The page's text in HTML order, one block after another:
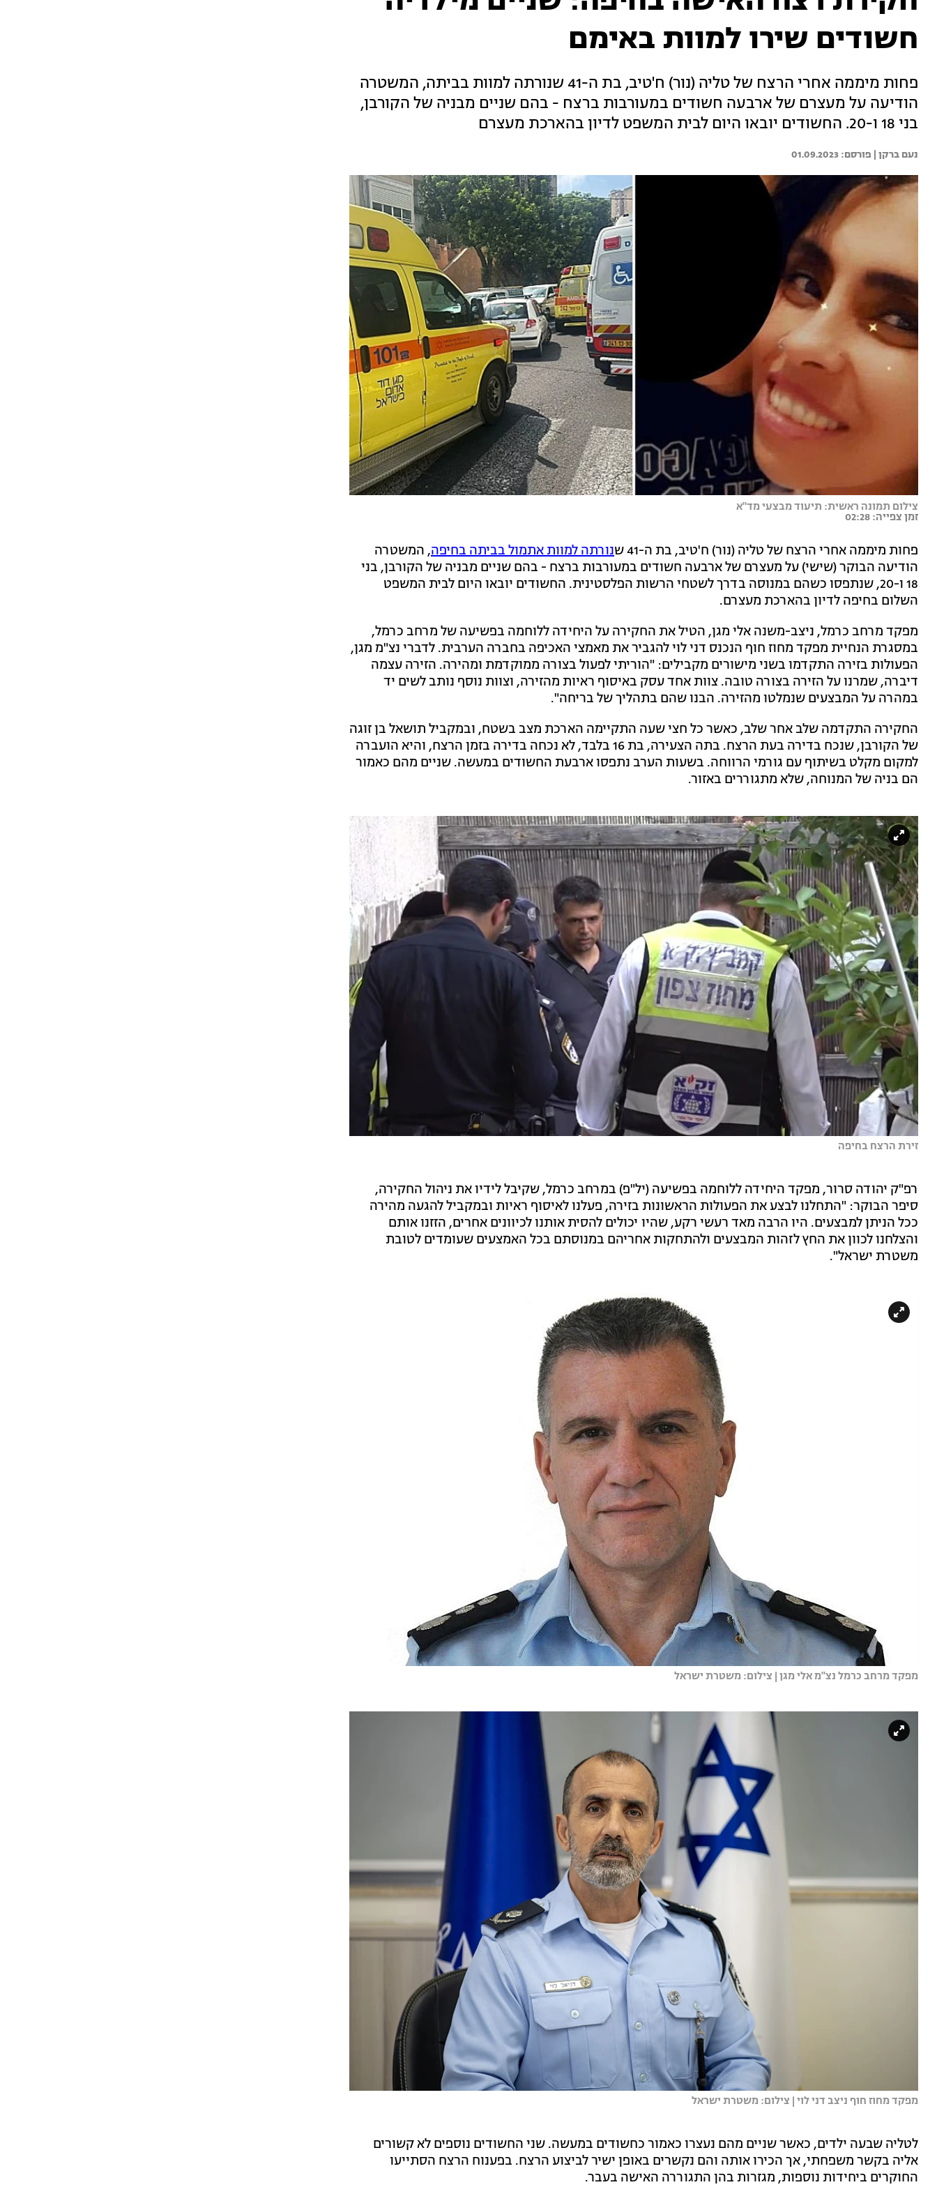
חשודים שירו למוות באימם
פחות מיממה אחרי הרצח של טליה (נור) ח'טיב, בת ה-41 שנורתה למוות בביתה, המשטרה
הודיעה על מעצרם של ארבעה חשודים במעורבות ברצח - בהם שניים מבניה של הקורבן,
בני 18 ו-20. החשודים יובאו היום לבית המשפט לדיון בהארכת מעצרם
נעם ברקן | 01.09.2023
צילום תמונה ראשית: תיעוד מבצעי מד"א
זמן צפייה: 02:28
פחות מיממה אחרי הרצח של טליה (נור) ח'טיב, בת ה-41 ש נורתה למוות אתמול בביתה בחיפה, המשטרה
הודיעה הבוקר (שישי) על מעצרם של ארבעה חשודים במעורבות ברצח - בהם שניים מבניה של הקורבן, בני
18 ו-20, שנתפסו כשהם במנוסה בדרך לשטחי הרשות הפלסטינית. החשודים יובאו היום לבית המשפט
השלום בחיפה לדיון בהארכת מעצרם.
מפקד מרחב כרמל, ניצב-משנה אלי מגן, הטיל את החקירה על היחידה ללוחמה בפשיעה של מרחב כרמל,
במסגרת הנחיית מפקד מחוז חוף הנכנס דני לוי להגביר את מאמצי האכיפה בחברה הערבית. לדברי נצ"מ מגן,
הפעולות בזירה התקדמו בשני מישורים מקבילים: "הוריתי לפעול בצורה ממוקדמת ומהירה. הזירה עצמה
דיברה, שמרנו על הזירה בצורה טובה. צוות אחד עסק באיסוף ראיות מהזירה, וצוות נוסף נותב לשים יד
במהרה על המבצעים שנמלטו מהזירה. הבנו שהם בתהליך של בריחה".
החקירה התקדמה שלב אחר שלב, כאשר כל חצי שעה התקיימה הארכת מצב בשטח, ובמקביל תושאל בן זוגה
של הקורבן, שנכח בדירה בעת הרצח. בתה הצעירה, בת 16 בלבד, לא נכחה בדירה בזמן הרצח, והיא הועברה
למקום מקלט בשיתוף עם גורמי הרווחה. בשעות הערב נתפסו ארבעת החשודים במעשה. שניים מהם כאמור
הם בניה של המנוחה, שלא מתגוררים באזור.
זירת הרצח בחיפה
רפ"ק יהודה סרור, מפקד היחידה ללוחמה בפשיעה (יל"פ) במרחב כרמל, שקיבל לידיו את ניהול החקירה,
סיפר הבוקר: "התחלנו לבצע את הפעולות הראשונות בזירה, פעלנו לאיסוף ראיות ובמקביל להגעה מהירה
ככל הניתן למבצעים. היו הרבה מאד רעשי רקע, שהיו יכולים להסית אותנו לכיוונים אחרים, הזזנו אותם
והצלחנו לכוון את החץ לזהות המבצעים ולהתחקות אחריהם במנוסתם בכל האמצעים שעומדים לטובת
משטרת ישראל".
מפקד מרחב כרמל נצ''מ אלי מגן | צילום: משטרת ישראל
מפקד מחוז חוף ניצב דני לוי | צילום: משטרת ישראל
לטליה שבעה ילדים, כאשר שניים מהם נעצרו כאמור כחשודים במעשה. שני החשודים נוספים לא קשורים
אליה בקשר משפחתי, אך הכירו אותה והם נקשרים באופן ישיר לביצוע הרצח. בפענוח הרצח הסתייעו
החוקרים ביחידות נוספות, מגזרות בהן התגוררה האישה בעבר.